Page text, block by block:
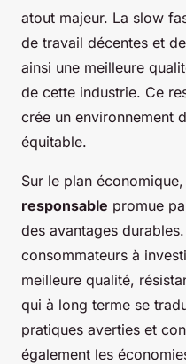
atout majeur. La slow
de travail décentes et
ainsi une meilleure
de cette industrie. Ce
crée un environnement
équitable.
Sur le plan économique,
responsable promue
des avantages
consommateurs à
meilleure qualité,
qui à long terme se
pratiques averties et
également les